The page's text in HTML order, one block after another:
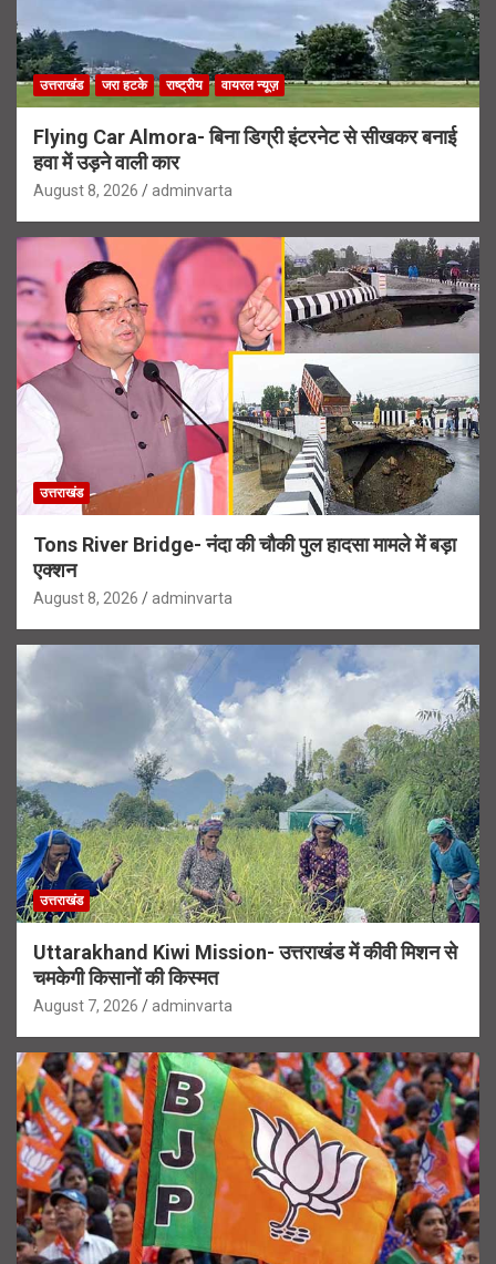
उत्तराखंड जरा हटके राष्ट्रीय वायरल न्यूज़
Flying Car Almora- बिना डिग्री इंटरनेट से सीखकर बनाई
हवा में उड़ने वाली कार
August 8, 2026 adminvarta
उत्तराखंड
Tons River Bridge- नंदा की चौकी पुल हादसा मामले में बड़ा
एक्शन
August 8, 2026 adminvarta
उत्तराखंड
Uttarakhand Kiwi Mission- उत्तराखंड में कीवी मिशन से
चमकेगी किसानों की किस्मत
August 7, 2026 adminvarta